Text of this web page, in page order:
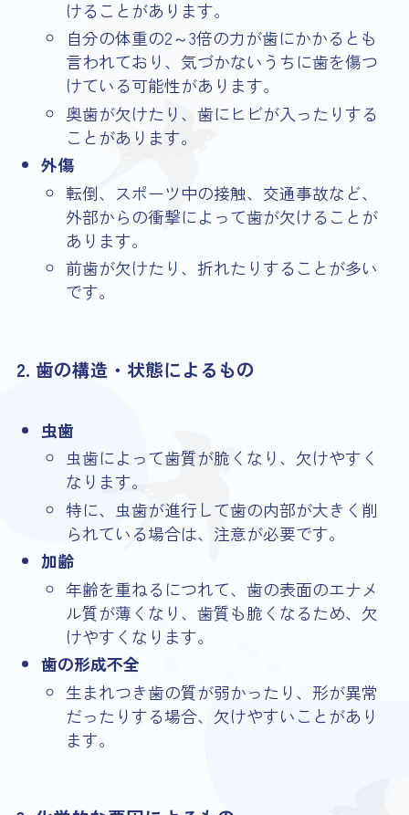
けることがあります。
自分の体重の2～3倍の力が歯にかかるとも
言われており、気づかないうちに歯を傷つ
けている可能性があります。
奥歯が欠けたり、歯にヒビが入ったりする
ことがあります。
外傷
転倒、スポーツ中の接触、交通事故など、
外部からの衝撃によって歯が欠けることが
あります。
前歯が欠けたり、折れたりすることが多い
です。
2. 歯の構造・状態によるもの
虫歯
虫歯によって歯質が脆くなり、欠けやすく
なります。
特に、虫歯が進行して歯の内部が大きく削
られている場合は、注意が必要です。
加齢
年齢を重ねるにつれて、歯の表面のエナメ
ル質が薄くなり、歯質も脆くなるため、欠
けやすくなります。
歯の形成不全
生まれつき歯の質が弱かったり、形が異常
だったりする場合、欠けやすいことがあり
ます。